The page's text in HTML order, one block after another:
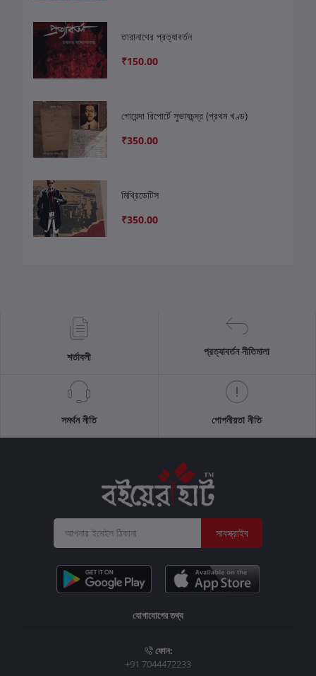
তারানাথের প্রত্যাবর্তন
₹150.00
গোয়েন্দা রিপোর্টে সুভাষচন্দ্র (প্রথম খণ্ড)
₹350.00
মিথ্রিডেটিস
₹350.00
শর্তাবলী প্রত্যাবর্তন নীতিমালা
সমর্থন নীতি গোপনীয়তা নীতি
সাবস্ক্রাইব
যোগাযোগের তথ্য
ফোন:
+91 7044472233